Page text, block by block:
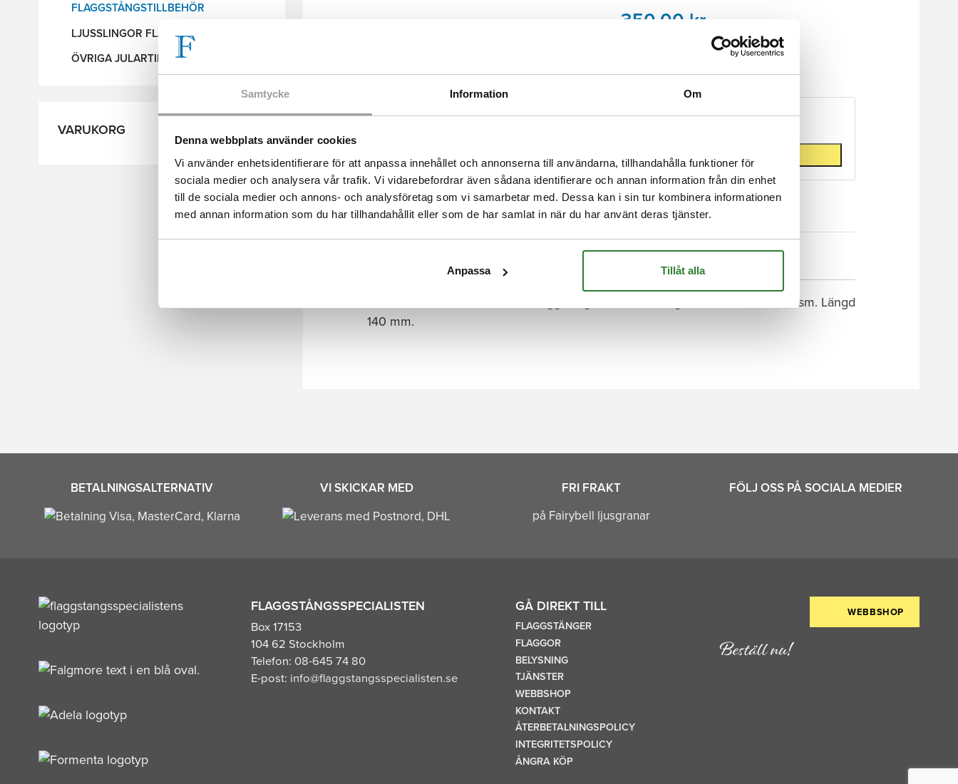
Samtycke Information Om
Denna webbplats använder cookies
Vi använder enhetsidentifierare för att anpassa innehållet och annonserna till användarna, tillhandahålla funktioner för
sociala medier och analysera vår trafik. Vi vidarebefordrar även sådana identifierare och annan information från din enhet
till de sociala medier och annons- och analysföretag som vi samarbetar med. Dessa kan i sin tur kombinera informationen
med annan information som du har tillhandahållit eller som de har samlat in när du har använt deras tjänster.
Anpassa Tillåt alla
350.00 kr
Antal
Passar till de flesta fabrikat av flaggstänger med invändig lina samt vevmekanism. Längd
140 mm.
FLAGGSTÅNGSTILLBEHÖR
LJUSSLINGOR FLAGGSTÅNG
ÖVRIGA JULARTIKLAR
VARUKORG
BETALNINGSALTERNATIV VI SKICKAR MED
FRI FRAKT
på Fairybell ljusgranar
FÖLJ OSS PÅ SOCIALA MEDIER
FLAGGSTÅNGSSPECIALISTEN
Box 17153
104 62 Stockholm
Telefon: 08-645 74 80
E-post: info@flaggstangsspecialisten.se
GÅ DIREKT TILL
FLAGGSTÄNGER
FLAGGOR
BELYSNING
TJÄNSTER
WEBBSHOP
KONTAKT
ÅTERBETALNINGSPOLICY
INTEGRITETSPOLICY
ÅNGRA KÖP
WEBBSHOP
Beställ nu!